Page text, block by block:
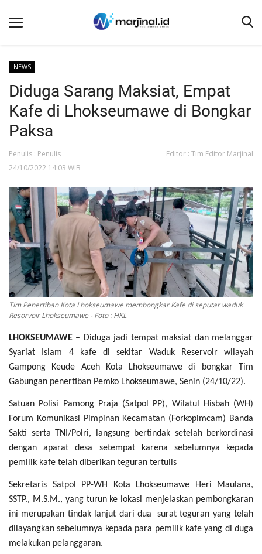
Beranda
NEWS
Redaksi
EDUKASI
LINTAS DESA
WISATA
LENSA
ADVETORIAL
OPINI
Kontak
Ketentuan dan Layanan
Pedoman Media Siber
Privacy Policy
Alamat Kami
Tentang Kami
Login
NEWS
Diduga Sarang Maksiat, Empat
Kafe di Lhokseumawe di Bongkar
Paksa
Penulis : Penulis
Editor : Tim Editor Marjinal
24/10/2022 14:03 WIB
Tim Penertiban Kota Lhokseumawe membongkar Kafe di seputar waduk
Resorvoir Lhokseumawe - Foto : HKL
LHOKSEUMAWE – Diduga jadi tempat maksiat dan melanggar
Syariat Islam 4 kafe di sekitar Waduk Reservoir wilayah
Gampong Keude Aceh Kota Lhokseumawe di bongkar Tim
Gabungan penertiban Pemko Lhokseumawe, Senin (24/10/22).
Satuan Polisi Pamong Praja (Satpol PP), Wilatul Hisbah (WH)
Forum Komunikasi Pimpinan Kecamatan (Forkopimcam) Banda
Sakti serta TNI/Polri, langsung bertindak setelah berkordinasi
dengan aparat desa setempat karena sebelumnya kepada
pemilik kafe telah diberikan teguran tertulis
Sekretaris Satpol PP-WH Kota Lhokseumawe Heri Maulana,
SSTP., M.S.M., yang turun ke lokasi menjelaskan pembongkaran
ini merupakan tindak lanjut daridua
surat teguran yang telah
dilayangkansebelumnya kepada para pemilik kafe yang di duga
melakukan pelanggaran.